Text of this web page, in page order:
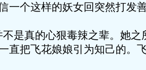
一个这样的妖女回突然打发善
不是真的心狠毒辣之辈。她
直把飞花娘娘引为知己的。